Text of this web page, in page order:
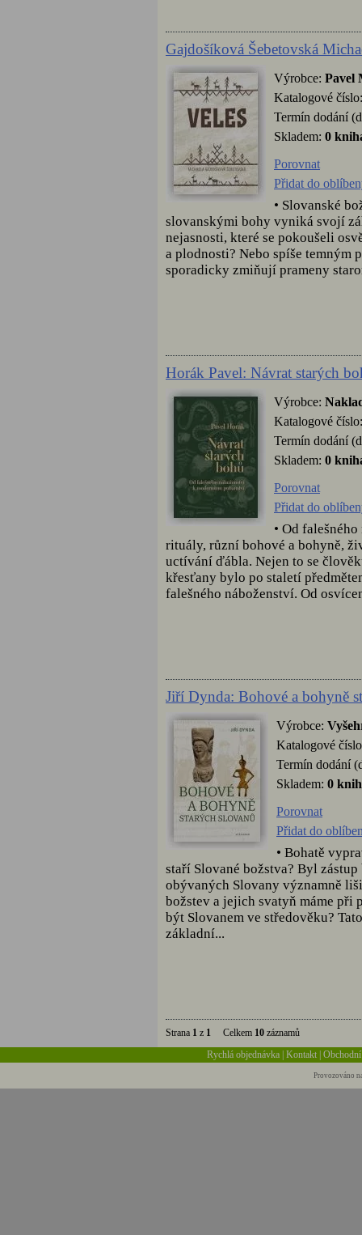
Gajdošíková Šebetovská
Výrobce: Pavel
Katalogové
Termín dodání
Skladem: 0
Porovnat
Přidat do
• Slovanské
slovanskými bohy vyniká svojí
nejasnosti, které se pokoušeli
a plodnosti? Nebo spíše temným
sporadicky zmiňují prameny
Horák Pavel: Návrat starých
Výrobce:
Katalogové
Termín dodání
Skladem: 0
Porovnat
Přidat do
• Od
rituály, různí bohové a bohyně,
uctívání ďábla. Nejen to se
křesťany bylo po staletí
falešného náboženství. Od
Jiří Dynda: Bohové a bohyně
Výrobce:
Katalogové
Termín dodání
Skladem: 0
Porovnat
Přidat do
• Bohatě
staří Slované božstva? Byl
obývaných Slovany významně
božstev a jejich svatyň máme při
být Slovanem ve středověku?
základní...
Strana 1 z 1 Celkem 10 záznamů
Rychlá objednávka |Kontakt |
Provozováno